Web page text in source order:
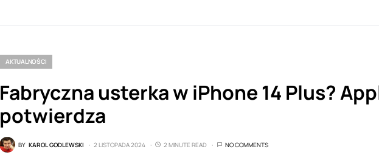
AKTUALNOŚCI
Fabryczna usterka w iPhone 14 Plus?
potwierdza
BY KAROL GODLEWSKI 2 LISTOPADA 2024 2 MINUTE READ NO COMMENTS